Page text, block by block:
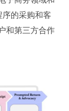
的采购和客
和第三方合作